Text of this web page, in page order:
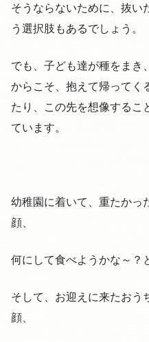
そうならないために、抜い
う選択肢もあるでしょう。
でも、子ども達が種をまき
からこそ、抱えて帰ってく
たり、この先を想像するこ
ています。
幼稚園に着いて、重たかっ
顔、
何にして食べようかな～？
そして、お迎えに来たおう
顔、